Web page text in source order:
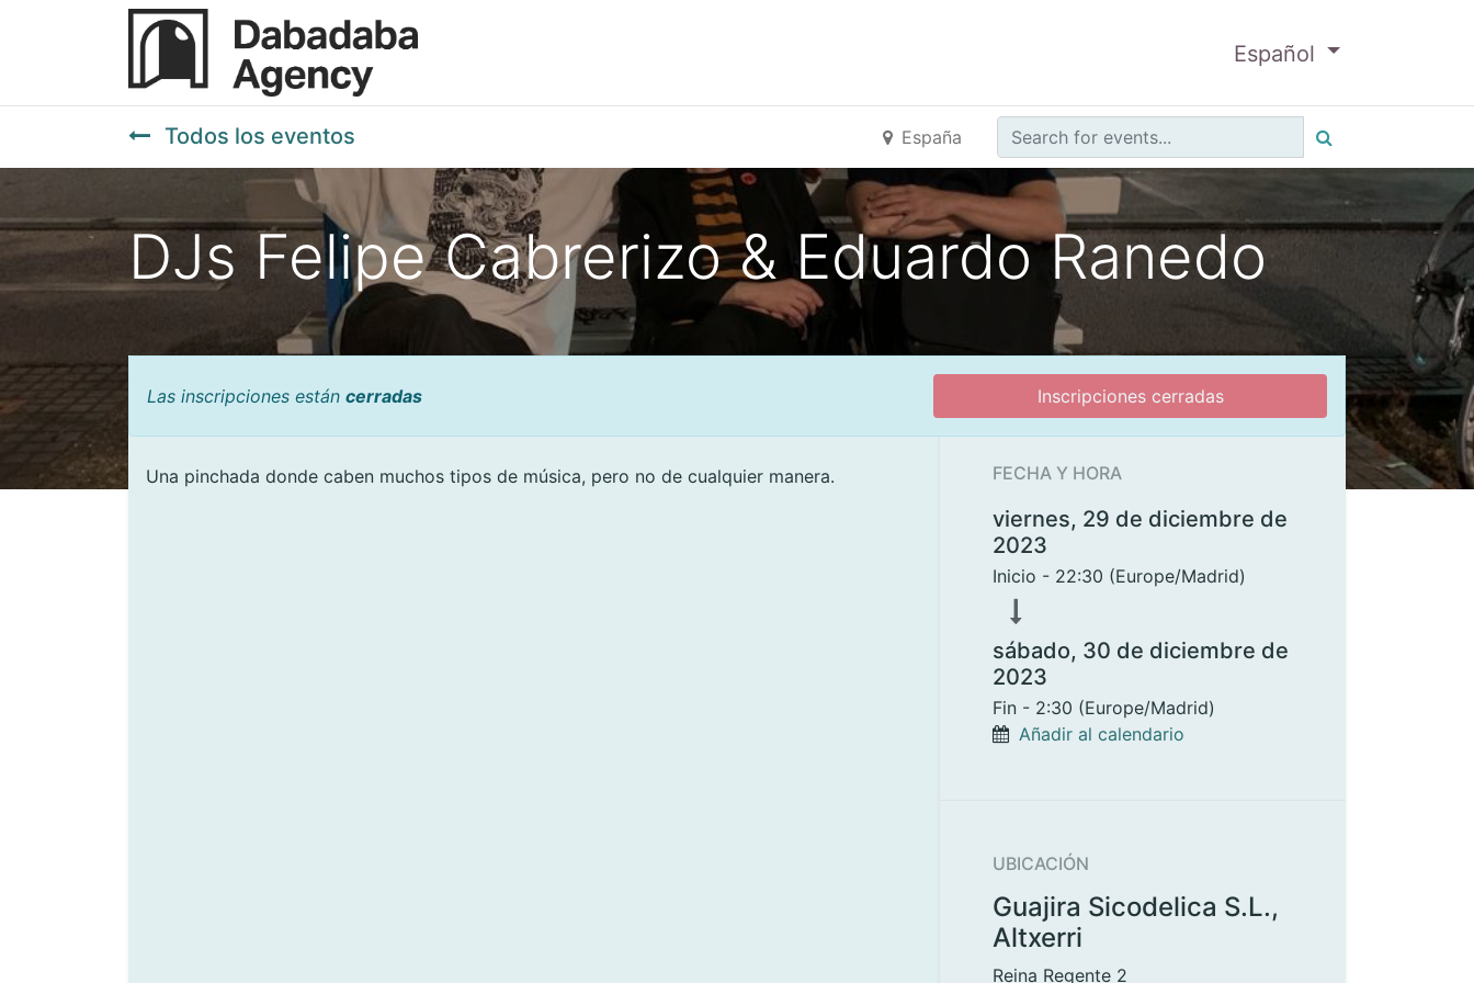
Español
Todos los eventos España
DJs Felipe Cabrerizo & Eduardo Ranedo
Las inscripciones están cerradas Inscripciones cerradas
Una pinchada donde caben muchos tipos de música, pero no de cualquier manera. FECHA Y HORA
viernes, 29 de diciembre de
2023
Inicio - 22:30 (Europe/Madrid)
sábado, 30 de diciembre de
2023
Fin - 2:30 (Europe/Madrid)
Añadir al calendario
UBICACIÓN
Guajira Sicodelica S.L.,
Altxerri
Reina Regente 2